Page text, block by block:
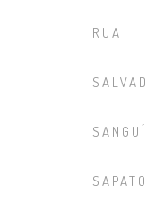
RUA
SAPATO